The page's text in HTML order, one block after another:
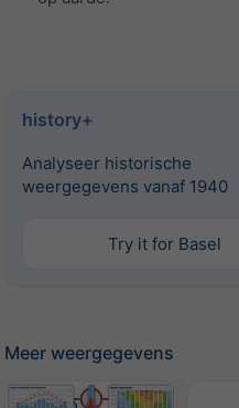
history+
Analyseer historische
weergegevens vanaf 1940
Try it for Basel
Meer weergegevens